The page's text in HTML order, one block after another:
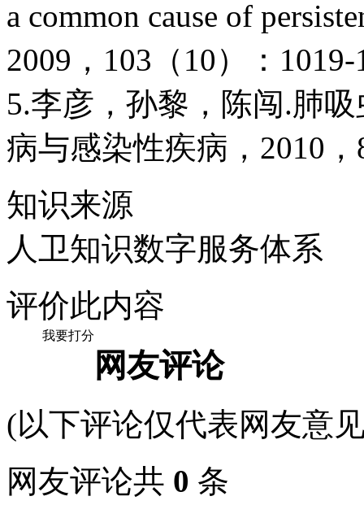
a common cause of
2009，103（10）：1019-
5.李彦，孙黎，陈闯.肺
病与感染性疾病，2010
知识来源
人卫知识数字服务体系
评价此内容
我要打分
网友评论
(以下评论仅代表网友意
网友评论共 0 条